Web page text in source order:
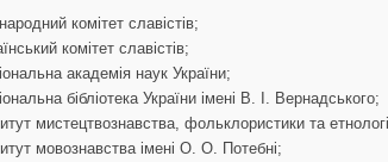
комітет славістів;
комітет славістів;
академія наук України;
бібліотека України імені В. І. Вернадського;
мистецтвознавства, фольклористики та
мовознавства імені О. О. Потебні;